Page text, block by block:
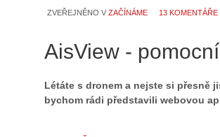
ZVEŘEJNĚNO V ZAČÍNÁME 13 KOMENTÁŘE
AisView -
Létáte s dronem a nejste si přesně
bychom rádi představili webovou